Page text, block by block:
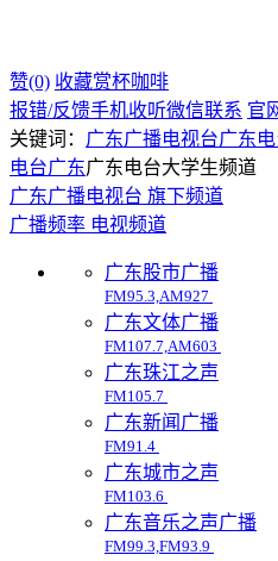
赞(0) 收藏赏杯咖啡
报错/反馈手机收听微信联系 官
关键词： 广东广播电视台广东
电台广东广东电台大学生频道
广东广播电视台 旗下频道
广播频率 电视频道
广东股市广播
FM95.3,AM927
广东文体广播
FM107.7,AM603
广东珠江之声
FM105.7
广东新闻广播
FM91.4
广东城市之声
FM103.6
广东音乐之声广播
FM99.3,FM93.9